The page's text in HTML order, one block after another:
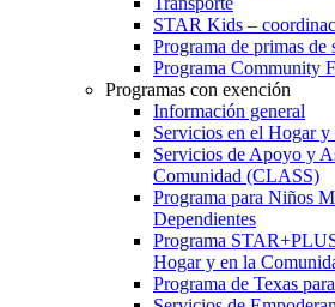
STAR Kids –
Programa de primas
Programa Community
Programas con exención
Información general
Servicios en el Hogar
Servicios de Apoyo y
Comunidad (CLASS)
Programa para Niños
Dependientes
Programa
Hogar y en la
Programa de Texas